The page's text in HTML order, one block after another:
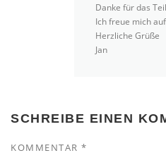
Danke für das
Ich freue mich
Herzliche Grüße
Jan
SCHREIBE EINEN
KOMMENTAR *